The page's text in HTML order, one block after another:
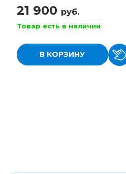
21 900 руб.
Товар есть в наличии
В КОРЗИНУ